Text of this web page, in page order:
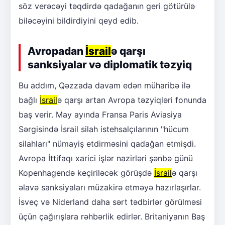
söz verəcəyi təqdirdə qadağanın geri götürülə
biləcəyini bildirdiyini qeyd edib.
Avropadan İsrailə qarşı
sanksiyalar və diplomatik təzyiq
Bu addım, Qəzzada davam edən müharibə ilə
bağlı İsrailə qarşı artan Avropa təzyiqləri fonunda
baş verir. May ayında Fransa Paris Aviasiya
Sərgisində İsrail silah istehsalçılarının "hücum
silahları" nümayiş etdirməsini qadağan etmişdi.
Avropa İttifaqı xarici işlər nazirləri şənbə günü
Kopenhagendə keçiriləcək görüşdə İsrailə qarşı
əlavə sanksiyaları müzakirə etməyə hazırlaşırlar.
İsveç və Niderland daha sərt tədbirlər görülməsi
üçün çağırışlara rəhbərlik edirlər. Britaniyanın Baş